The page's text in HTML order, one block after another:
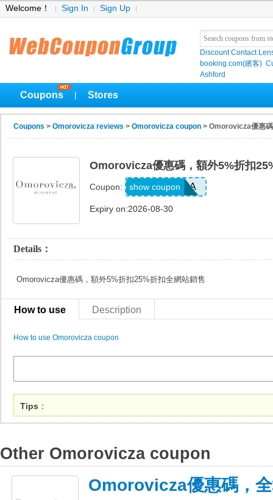
Welcome！ Sign In Sign Up
Discount Contact
booking.com(繽客)
Ashford
Coupons Stores
Coupons > Omorovicza reviews > Omorovicza coupon > Omorovicza優惠
Omorovicza優惠碼，額外5%折扣
Coupon: EXTRA
show coupon
Expiry on:2026-08-30
Details：
Omorovicza優惠碼，額外5%折扣25%折扣全網站銷售
How to use Description
How to use Omorovicza coupon
Tips ：
Other Omorovicza coupon
Omorovicza優惠碼，